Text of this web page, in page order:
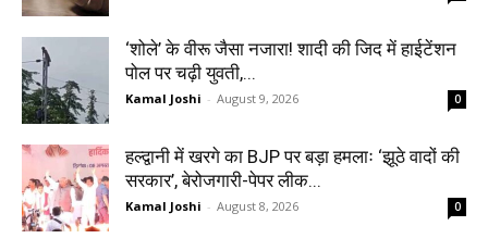
‘शोले’ के वीरू जैसा नजारा! शादी की जिद में हाईटेंशन
पोल पर चढ़ी युवती,...
Kamal Joshi - August 9, 2026 0
हल्द्वानी में खरगे का BJP पर बड़ा हमलाः ‘झूठे वादों की
सरकार’, बेरोजगारी-पेपर लीक...
Kamal Joshi - August 8, 2026 0